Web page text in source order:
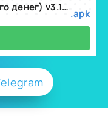
Rope Frog Ninja Hero (Мод, Много денег) v3.1.7 .apk